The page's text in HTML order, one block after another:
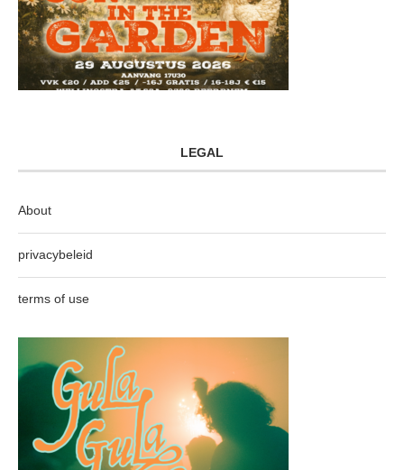
LEGAL
About
privacybeleid
terms of use